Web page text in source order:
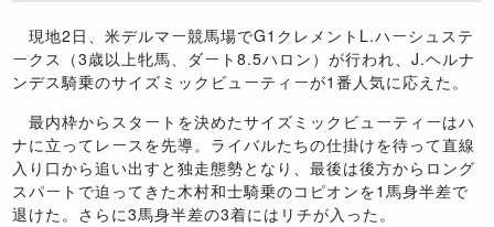
現地2日、米デルマー競馬場でG1クレメントL.ハーシュステ
ークス（3歳以上牝馬、ダート8.5ハロン）が行われ、J.ヘルナ
ンデス騎乗のサイズミックビューティーが1番人気に応えた。
最内枠からスタートを決めたサイズミックビューティーはハ
ナに立ってレースを先導。ライバルたちの仕掛けを待って直線
入り口から追い出すと独走態勢となり、最後は後方からロング
スパートで迫ってきた木村和士騎乗のコピオンを1馬身半差で
退けた。さらに3馬身半差の3着にはリチが入った。